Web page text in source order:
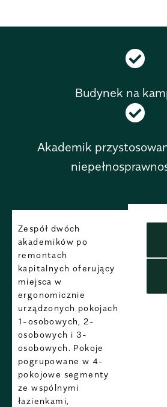
Budynek na
Akademik
Zespół dwóch
akademików po
remontach
kapitalnych oferujący
miejsca w
ergonomicznie
urządzonych pokojach
1-osobowych, 2-
osobowych i 3-
osobowych. Pokoje
pogrupowane w 4-
pokojowe segmenty
ze wspólnymi
łazienkami,